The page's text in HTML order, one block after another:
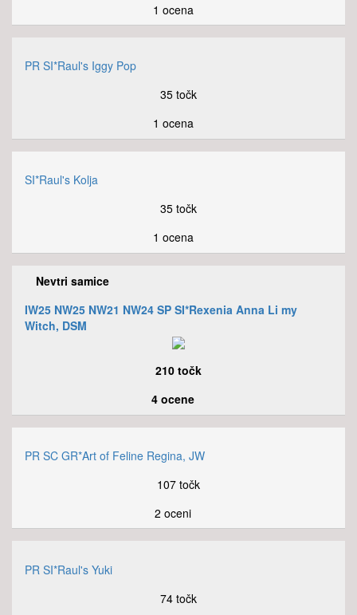
1 ocena
PR SI*Raul's Iggy Pop
35 točk
1 ocena
SI*Raul's Kolja
35 točk
1 ocena
Nevtri samice
IW25 NW25 NW21 NW24 SP SI*Rexenia Anna Li my
Witch, DSM
210 točk
4 ocene
PR SC GR*Art of Feline Regina, JW
107 točk
2 oceni
PR SI*Raul's Yuki
74 točk